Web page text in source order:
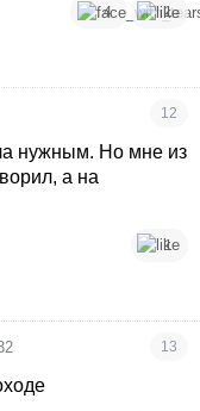
4 1
12
нужным. Но мне из
а на
1
13